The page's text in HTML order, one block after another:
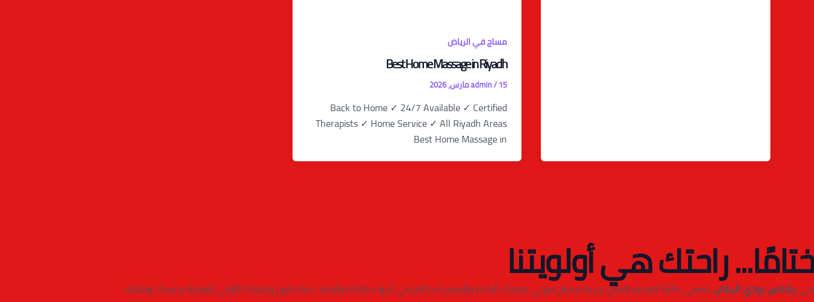
مساج في الرياض
Best Home Massage in Riyadh
admin/15 مارس، 2026
Back to Home ✓ 24/7 Available ✓ Certified
Therapists ✓ Home Service ✓ All Riyadh Areas
Best Home Massage in
ختامًا... راحتك هي أولويتنا
فيريلاكس بودي الرياض، نسعى دائمًا لتقديم أفضل تجربة مساج منزلي تمنحك الراحة والاسترخاء التام في أجواء هادئة وآمنة. دعنا نكون وجهتك الأولى للعناية بجسدك وذهنك.